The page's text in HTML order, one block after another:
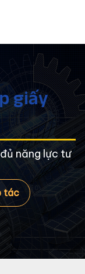
giấy
năng lực tư
tác